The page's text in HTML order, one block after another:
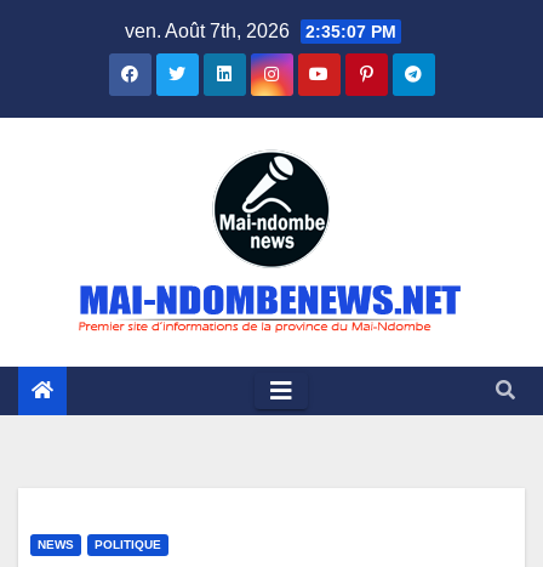
ven. Août 7th, 2026 2:35:08 PM
NEWS POLITIQUE